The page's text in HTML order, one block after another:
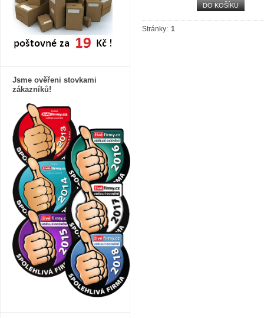
Plnohodnotné QWERTY klávesnice
DO KOŠÍKU
Stránky: 1
Jsme ověřeni stovkami
zákazníků!